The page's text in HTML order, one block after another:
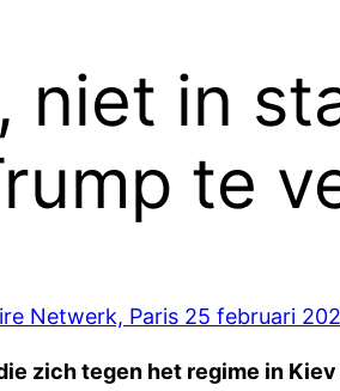
niet in
te
Netwerk, Paris 25 februari
zich tegen het regime in